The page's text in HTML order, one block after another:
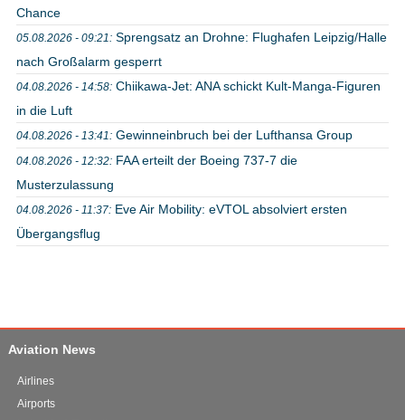
Chance
05.08.2026 - 09:21: Sprengsatz an Drohne: Flughafen Leipzig/Halle
nach Großalarm gesperrt
04.08.2026 - 14:58: Chiikawa-Jet: ANA schickt Kult-Manga-Figuren
in die Luft
04.08.2026 - 13:41: Gewinneinbruch bei der Lufthansa Group
04.08.2026 - 12:32: FAA erteilt der Boeing 737-7 die
Musterzulassung
04.08.2026 - 11:37: Eve Air Mobility: eVTOL absolviert ersten
Übergangsflug
Aviation News
Airlines
Airports